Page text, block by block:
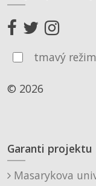
tmavý režim
© 2026
Garanti projektu
Masarykova